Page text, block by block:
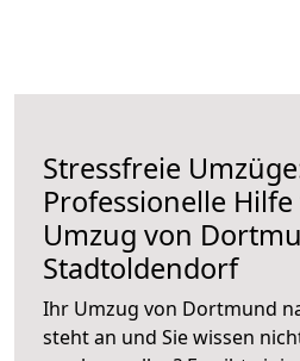
Stressfreie
Professionelle
Umzug von
Stadtoldendorf
Ihr Umzug von Dortmund
steht an und Sie wissen